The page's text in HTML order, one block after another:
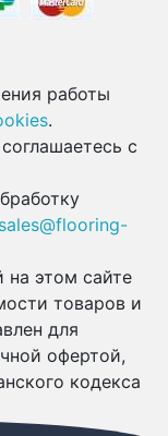
работы
.
с
sales@flooring-
этом сайте
товаров и
для
офертой,
кодекса